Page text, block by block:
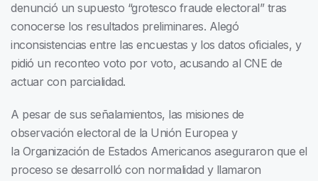
denunció un supuesto “grotesco fraude electoral” tras
conocerse los resultados preliminares. Alegó
inconsistencias entre las encuestas y los datos oficiales, y
pidió un reconteo voto por voto, acusando al CNE de
actuar con parcialidad.
A pesar de sus señalamientos, las misiones de
observación electoral de la Unión Europea y
la Organización de Estados Americanos aseguraron que el
proceso se desarrolló con normalidad y llamaron